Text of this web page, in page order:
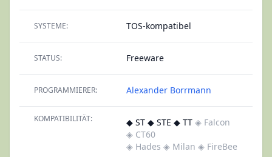
SYSTEME: TOS-kompatibel
STATUS: Freeware
PROGRAMMIERER: Alexander Borrmann
KOMPATIBILITÄT: ◆ ST ◆ STE ◆ TT ◈ Falcon
◈ CT60
◈ Hades ◈ Milan ◈ FireBee